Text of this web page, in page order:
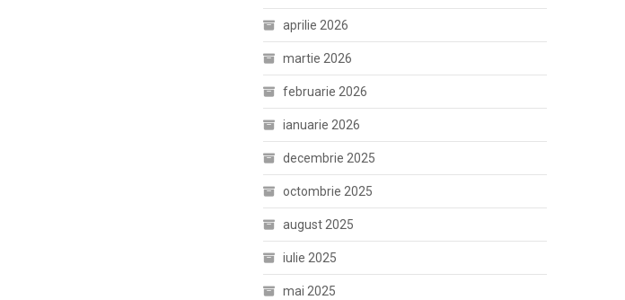
aprilie 2026
martie 2026
februarie 2026
ianuarie 2026
decembrie 2025
octombrie 2025
august 2025
iulie 2025
mai 2025